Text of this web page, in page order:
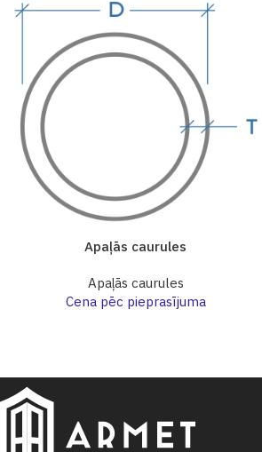
Apaļās caurules
Apaļās caurules
Cena pēc pieprasījuma